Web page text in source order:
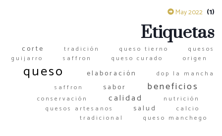
May 2022 (1)
Etiquetas
corte tradición queso tierno
quesos
guijarro
saffron queso curado origen
queso elaboración
dop la mancha
saffron
sabor beneficios
conservación calidad
nutrición
quesos artesanos
salud
calcio
tradicional
queso manchego